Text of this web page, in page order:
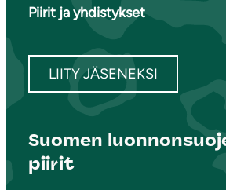
Piirit ja yhdistykset
LIITY JÄSENEKSI
Suomen
piirit